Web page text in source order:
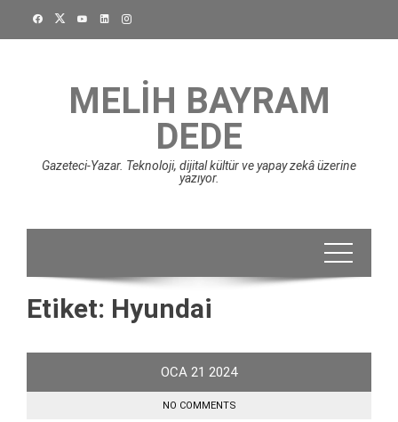
MELIH BAYRAM
DEDE
Gazeteci-Yazar. Teknoloji, dijital kültür ve yapay zekâ üzerine
yazıyor.
Etiket: Hyundai
OCA 21 2024
NO COMMENTS